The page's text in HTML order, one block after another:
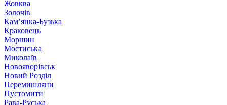
Жовква
Золочів
Кам’янка-Бузька
Краковець
Моршин
Мостиська
Миколаїв
Новояворівськ
Новий Розділ
Перемишляни
Пустомити
Рава-Руська